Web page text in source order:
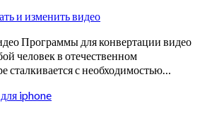
и изменить видео
Программы для конвертации видео
человек в отечественном
сталкивается с необходимостью…
iphone